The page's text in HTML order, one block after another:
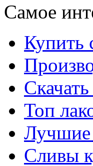
Самое
Купить
Топ
Лучшие
Сливы